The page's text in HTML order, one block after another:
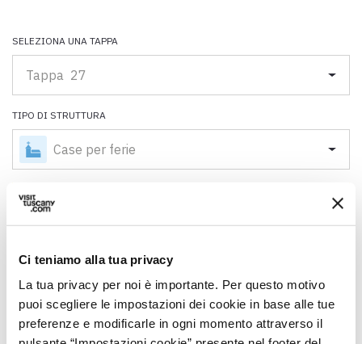
Ci teniamo alla tua privacy
La tua privacy per noi è importante. Per questo motivo
puoi scegliere le impostazioni dei cookie in base alle tue
preferenze e modificarle in ogni momento attraverso il
la Via Francigena Toscana.
SELEZIONA UNA TAPPA
Tappa 27
TIPO DI STRUTTURA
Case per ferie
map Vedi su mappa
Scopri tutti gli alloggi vicini alla Francigena su: